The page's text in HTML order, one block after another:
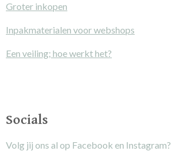
Groter inkopen
Inpakmaterialen voor webshops
Een veiling; hoe werkt het?
Socials
Volg jij ons al op Facebook en Instagram?